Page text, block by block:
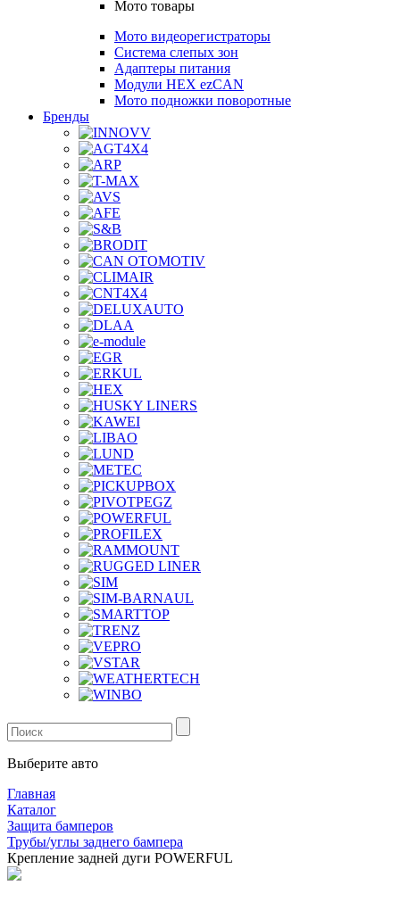
Мото товары
Мото видеорегистраторы
Система слепых зон
Адаптеры питания
Модули HEX ezCAN
Мото подножки поворотные
Бренды
Выберите авто
Главная
Каталог
Защита бамперов
Трубы/углы заднего бампера
Крепление задней дуги POWERFUL